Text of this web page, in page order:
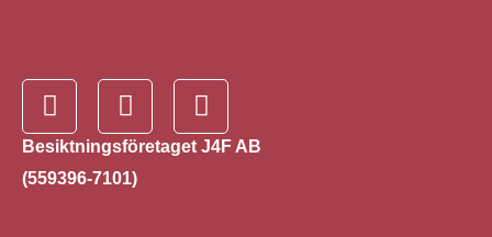
Besiktningsföretaget J4F AB
(559396-7101)